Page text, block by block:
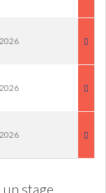
stage